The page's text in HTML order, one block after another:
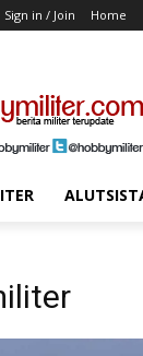
Sign in / Join Home